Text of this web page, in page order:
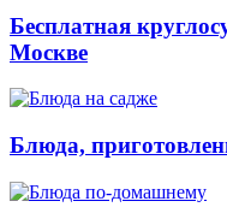
Бесплатная
Москве
Блюда,